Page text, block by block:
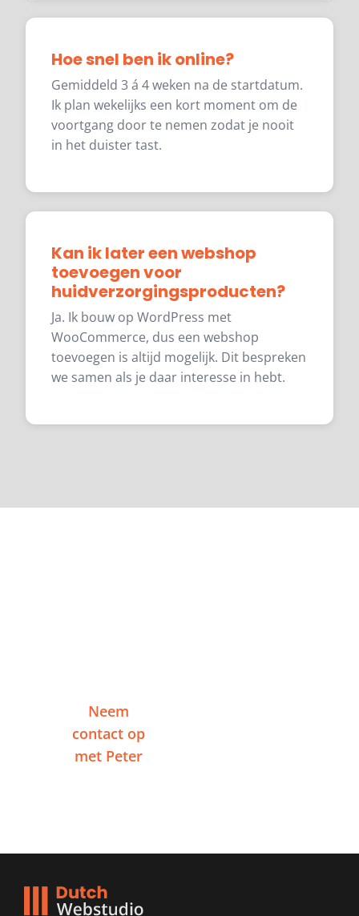
Hoe snel ben ik online?
Gemiddeld 3 á 4 weken na de startdatum.
Ik plan wekelijks een kort moment om de
voortgang door te nemen zodat je nooit
in het duister tast.
Kan ik later een webshop
toevoegen voor
huidverzorgingsproducten?
Ja. Ik bouw op WordPress met
WooCommerce, dus een webshop
toevoegen is altijd mogelijk. Dit bespreken
we samen als je daar interesse in hebt.
Neem
contact op
met Peter